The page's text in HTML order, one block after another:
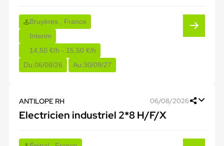
Bruyères , France
Interim
14,50 €/h - 15,50 €/h
Du:06/08/26 Au:30/09/27
ANTILOPE RH 06/08/2026
Electricien industriel 2*8 H/F/X